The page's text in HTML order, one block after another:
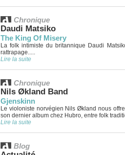
Chronique
Daudi Matsiko
The King Of Misery
La folk intimiste du britannique Daudi
rattrapage.....
Lire la suite
Chronique
Nils Økland Band
Gjenskinn
Le violoniste norvégien Nils Økland nous
son dernier album chez Hubro, entre folk
Lire la suite
Blog